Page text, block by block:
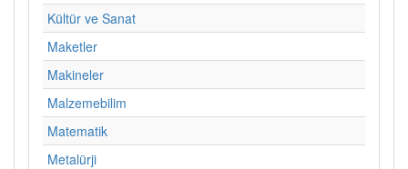
Kültür ve Sanat
Maketler
Makineler
Malzemebilim
Matematik
Metalürji